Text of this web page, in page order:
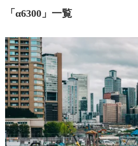
「 α6300 」 一覧